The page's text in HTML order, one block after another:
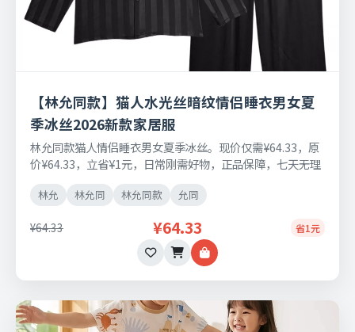
【林允同款】猫人水光丝暗纹情侣睡衣男女夏
季冰丝2026新款家居服
林允同款猫人情侣睡衣男女夏季冰丝。现价仅需¥64.33，原
价¥64.33，立省¥1元，日常刚需好物，正品保障，七天无理
林允 林允同 林允同款 允同
¥64.33 ¥64.33 省1元